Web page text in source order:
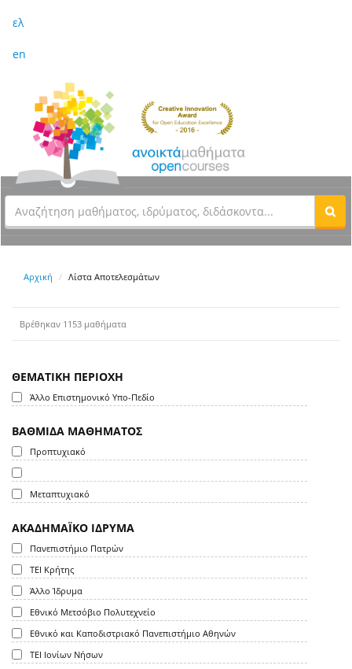
ελ
en
Αρχική Λίστα Αποτελεσμάτων
Βρέθηκαν 1153 μαθήματα
ΘΕΜΑΤΙΚΗ ΠΕΡΙΟΧΗ
Άλλο Επιστημονικό Υπο-Πεδίο
ΒΑΘΜΙΔΑ ΜΑΘΗΜΑΤΟΣ
Προπτυχιακό
Μεταπτυχιακό
ΑΚΑΔΗΜΑΪΚΟ ΙΔΡΥΜΑ
Πανεπιστήμιο Πατρών
ΤΕΙ Κρήτης
Άλλο Ίδρυμα
Εθνικό Μετσόβιο Πολυτεχνείο
Εθνικό και Καποδιστριακό Πανεπιστήμιο Αθηνών
ΤΕΙ Ιονίων Νήσων